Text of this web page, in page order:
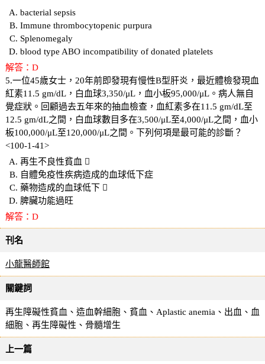
bacterial sepsis
Immune thrombocytopenic purpura
Splenomegaly
blood type ABO incompatibility of donated platelets
解答：D
5.一位45歲女士，20年前即發現有慢性B型肝炎，最近體檢發現血
紅素11.5 gm/dL，白血球3,350/μL，血小板95,000/μL。病人無自
覺症狀。回顧過去五年來的抽血檢查，血紅素多在11.5 gm/dL至
12.5 gm/dL之間，白血球數目多在3,500/μL至4,000/μL之間，血小
板100,000/μL至120,000/μL之間。下列何項是最可能的診斷？
<100-1-41>
再生不良性貧血 
自體免疫性疾病造成的血球低下症
藥物造成的血球低下 
脾臟功能過旺
解答：D
刊名
小龍醫師館
關鍵詞
再生障礙性貧血、造血幹細胞、貧血、Aplastic anemia、出血、血
細胞、再生障礙性、骨髓增生
上一篇